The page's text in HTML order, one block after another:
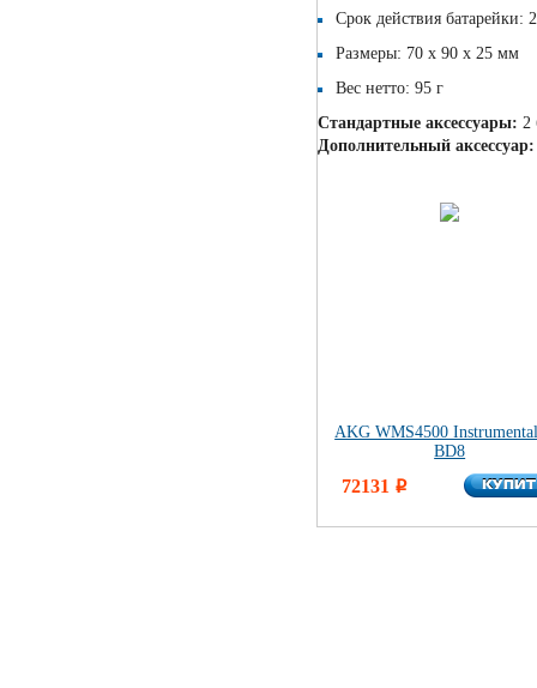
Срок действия батарейки:
Размеры: 70 x 90 x 25 мм
Вес нетто: 95 г
Стандартные аксессуары: 2
Дополнительный аксессуар:
AKG WMS4500
BD8
72131 i